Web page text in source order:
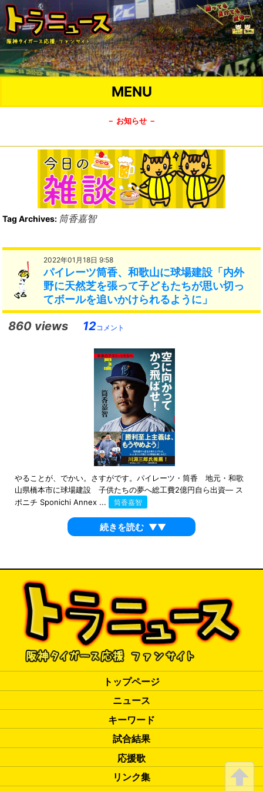
MENU
－ お知らせ －
Tag Archives: 筒香嘉智
2022年01月18日 9:58
パイレーツ筒香、和歌山に球場建設「内外
野に天然芝を張って子どもたちが思い切っ
てボールを追いかけられるように」
860 views 12コメント
やることが、でかい。さすがです。パイレーツ・筒香 地元・和歌
山県橋本市に球場建設 子供たちの夢へ総工費2億円自ら出資― ス
ポニチ Sponichi Annex ...
筒香嘉智
続きを読む ▼▼
トップページ
ニュース
キーワード
試合結果
応援歌
リンク集